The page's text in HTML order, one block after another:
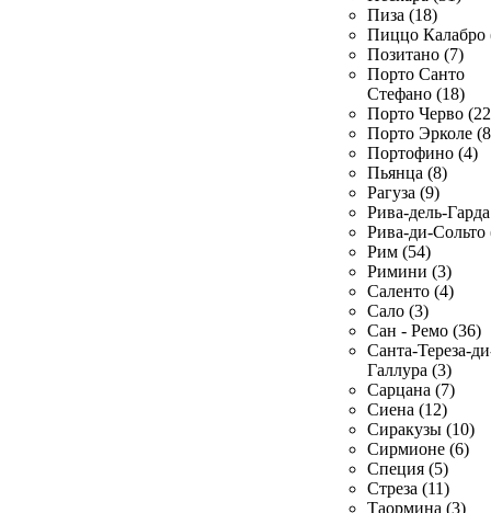
Пиза (18)
Пиццо Калабро
Позитано (7)
Порто Санто
Стефано (18)
Порто Черво
Порто Эрколе
Портофино (4)
Пьянца (8)
Рагуза (9)
Рива-дель-
Рива-ди-Сольто
Рим (54)
Римини (3)
Саленто (4)
Сало (3)
Сан - Ремо (36)
Санта-Тереза-
Галлура (3)
Сарцана (7)
Сиена (12)
Сиракузы (10)
Сирмионе (6)
Специя (5)
Стреза (11)
Таормина (3)